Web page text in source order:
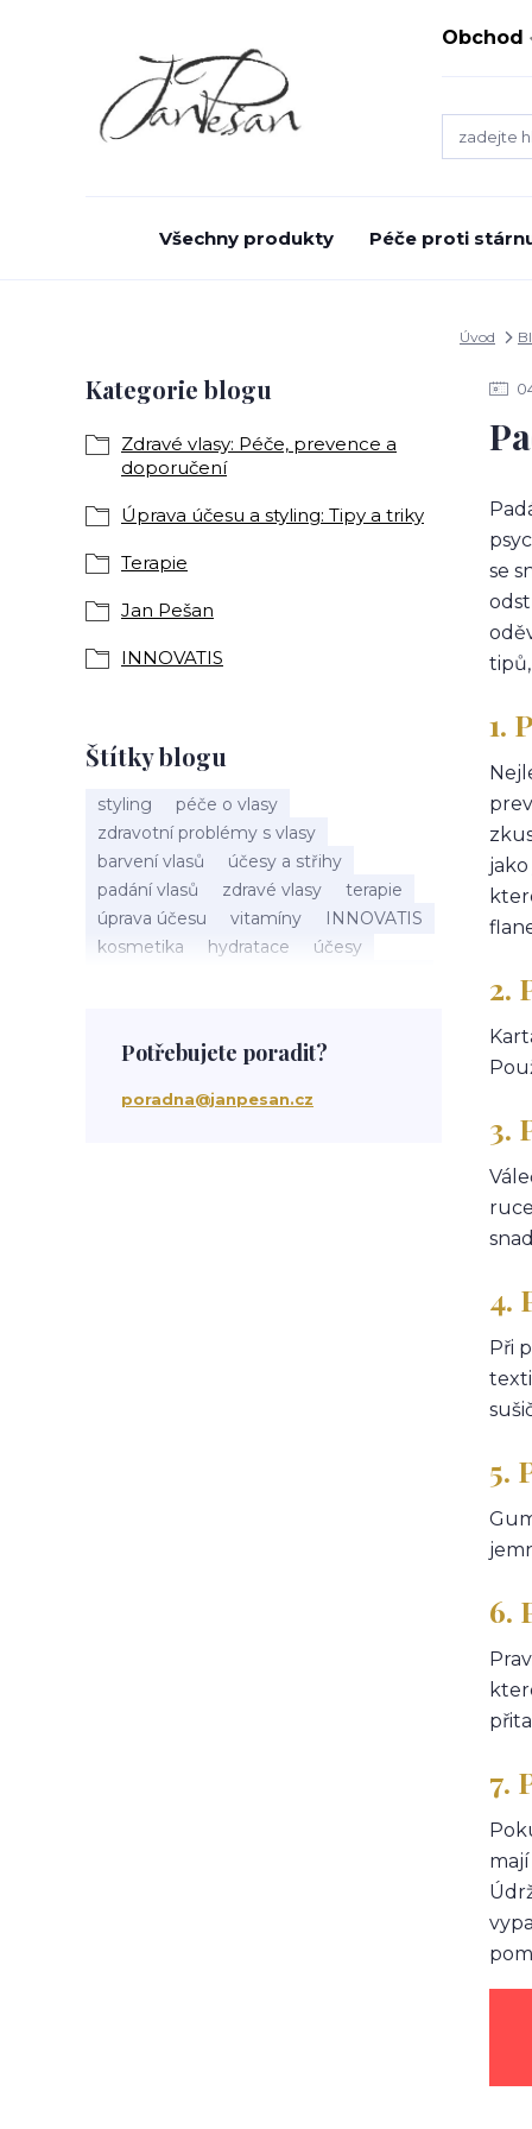
Obchod
Všechny produkty Péče proti
Úvod
Kategorie blogu
Zdravé vlasy: Péče, prevence a
doporučení
Úprava účesu a styling: Tipy a triky
Terapie
Jan Pešan
INNOVATIS
Štítky blogu
styling
péče o vlasy
zdravotní problémy s vlasy
barvení vlasů
účesy a střihy
padání vlasů
zdravé vlasy
terapie
úprava účesu
vitamíny
INNOVATIS
kosmetika
hydratace
účesy
Jan Pešan
složení
uv ochrana
suchá vlasová péče
Potřebujete poradit?
poradna@janpesan.cz
se
1.
2.
3.
4.
Při
5.
6.
7.